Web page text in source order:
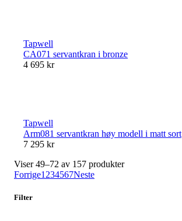
Tapwell
CA071 servantkran i bronze
4 695 kr
Tapwell
Arm081 servantkran høy modell i matt sort
7 295 kr
Viser 49–72 av 157 produkter
Forrige1 234567Neste
Filter